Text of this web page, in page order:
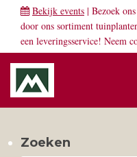
Bekijk events | Bezoek
door ons sortiment
een leveringsservice! Neem
Zoeken